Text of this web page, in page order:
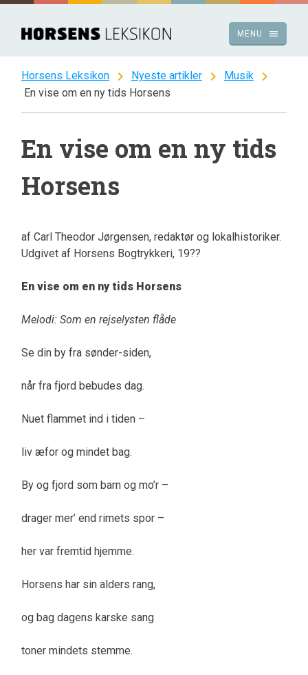
Spring
indhold
menu
MENU
Horsens Leksikon chevron_right Nyeste artikler chevron_right Musik chevron_right
En vise om en ny tids Horsens
En vise om en ny tids
Horsens
af Carl Theodor Jørgensen, redaktør og lokalhistoriker.
Udgivet af Horsens Bogtrykkeri, 19??
En vise om en ny tids Horsens
Melodi: Som en rejselysten flåde
Se din by fra sønder-siden,
når fra fjord bebudes dag.
Nuet flammet ind i tiden –
liv æfor og mindet bag.
By og fjord som barn og mo’r –
drager mer’ end rimets spor –
her var fremtid hjemme.
Horsens har sin alders rang,
og bag dagens karske sang
toner mindets stemme.